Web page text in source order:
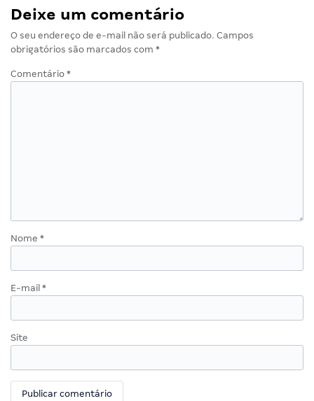
Deixe um comentário
O seu endereço de e-mail não será publicado. Campos
obrigatórios são marcados com *
Comentário *
Nome *
E-mail *
Site